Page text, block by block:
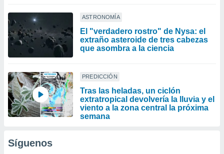
ASTRONOMÍA
El "verdadero rostro" de Nysa: el
extraño asteroide de tres cabezas
que asombra a la ciencia
PREDICCIÓN
Tras las heladas, un ciclón
extratropical devolvería la lluvia y el
viento a la zona central la próxima
semana
Síguenos